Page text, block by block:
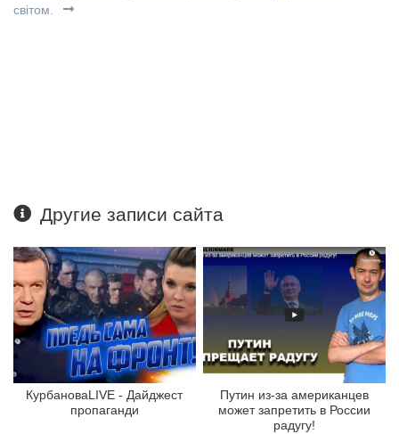
світом.
Другие записи сайта
КурбановаLIVE - Дайджест
пропаганди
Путин из-за американцев
может запретить в России
радугу!